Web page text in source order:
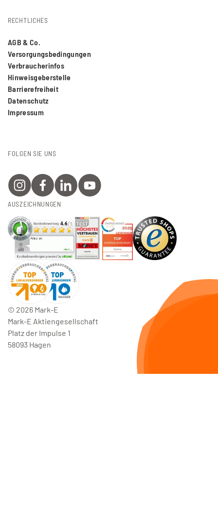
RECHTLICHES
AGB & Co.
Versorgungsbedingungen
Verbraucherinfos
Hinweisgeberstelle
Barrierefreiheit
Datenschutz
Impressum
FOLGEN SIE UNS
AUSZEICHNUNGEN
© 2026 Mark-E
Mark-E Aktiengesellschaft
Platz der Impulse 1
58093 Hagen